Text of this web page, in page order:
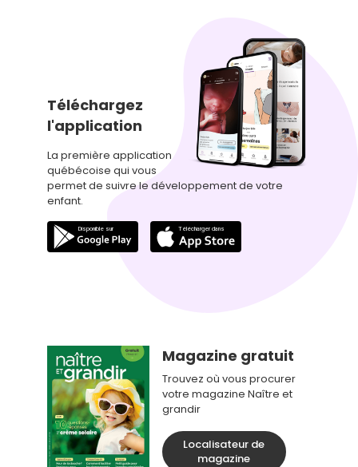
Téléchargez
l'application
La première application
québécoise qui vous
permet de suivre le développement de votre
enfant.
Magazine gratuit
Trouvez où vous procurer
votre magazine Naître et
grandir
Localisateur de
magazine